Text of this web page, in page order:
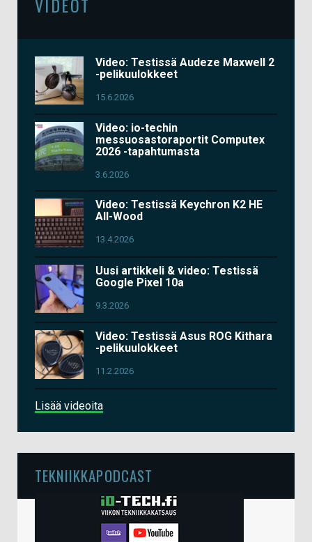
Video: Testissä Audeze Maxwell 2
-pelikuulokkeet
15.6.2026
Video: io-techin
messuosastoraportit Computex
2026 -tapahtumasta
3.6.2026
Video: Testissä Keychron K2 HE
All-Wood
13.4.2026
Uusi artikkeli & video: Testissä
Google Pixel 10a
9.3.2026
Video: Testissä Asus ROG Kithara
-pelikuulokkeet
11.2.2026
Lisää videoita
TEKNIIKKAPODCAST